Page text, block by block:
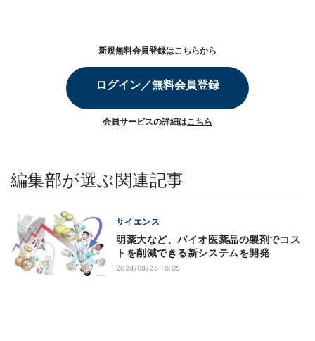
新規無料会員登録はこちらから
ログイン／無料会員登録
会員サービスの詳細はこちら
編集部が選ぶ関連記事
サイエンス
明薬大など、バイオ医薬品の製剤でコス
トを削減できる新システムを開発
2024/08/26 16:05